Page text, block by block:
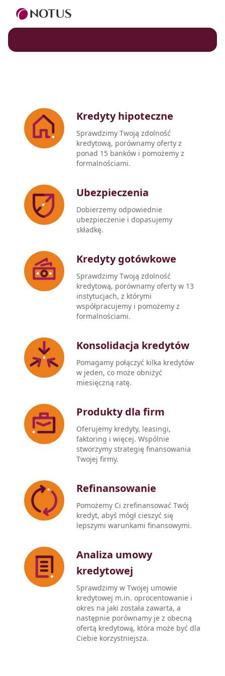
Kredyty hipoteczne
Sprawdzimy Twoją zdolność
kredytową, porównamy oferty z
ponad 15 banków i pomożemy z
formalnościami.
Ubezpieczenia
Dobierzemy odpowiednie
ubezpieczenie i dopasujemy
składkę.
Kredyty gotówkowe
Sprawdzimy Twoją zdolność
kredytową, porównamy oferty w 13
instytucjach, z którymi
współpracujemy i pomożemy z
formalnościami.
Konsolidacja kredytów
Pomagamy połączyć kilka kredytów
w jeden, co może obniżyć
miesięczną ratę.
Produkty dla firm
Oferujemy kredyty, leasingi,
faktoring i więcej. Wspólnie
stworzymy strategię finansowania
Twojej firmy.
Refinansowanie
Pomożemy Ci zrefinansować Twój
kredyt, abyś mógł cieszyć się
lepszymi warunkami finansowymi.
Analiza umowy
kredytowej
Sprawdzimy w Twojej umowie
kredytowej m.in. oprocentowanie i
okres na jaki została zawarta, a
następnie porównamy je z obecną
ofertą kredytową, która może być dla
Ciebie korzystniejsza.